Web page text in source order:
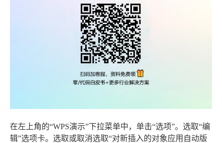
在左上角的“WPS演示”下拉菜单中，单击“选项”。选取“编
辑”选项卡。选取或取消选取“对新插入的对象应用自动版